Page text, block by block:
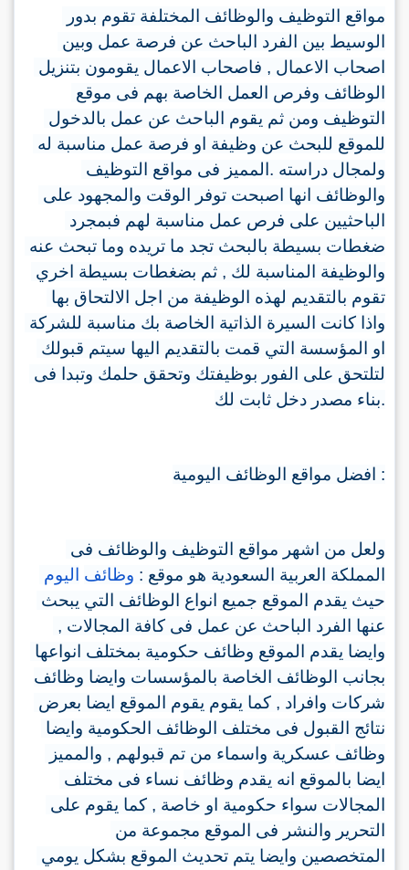
مواقع التوظيف والوظائف المختلفة تقوم بدور
الوسيط بين الفرد الباحث عن فرصة عمل وبين
اصحاب الاعمال , فاصحاب الاعمال يقومون بتنزيل
الوظائف وفرص العمل الخاصة بهم فى موقع
التوظيف ومن ثم يقوم الباحث عن عمل بالدخول
للموقع للبحث عن وظيفة او فرصة عمل مناسبة له
ولمجال دراسته . المميز فى مواقع التوظيف
والوظائف انها اصبحت توفر الوقت والمجهود على
الباحثيين على فرص عمل مناسبة لهم فبمجرد
ضغطات بسيطة بالبحث تجد ما تريده وما تبحث عنه
والوظيفة المناسبة لك , ثم بضغطات بسيطة اخري
تقوم بالتقديم لهذه الوظيفة من اجل الالتحاق بها
واذا كانت السيرة الذاتية الخاصة بك مناسبة للشركة
او المؤسسة التي قمت بالتقديم اليها سيتم قبولك
لتلتحق على الفور بوظيفتك وتحقق حلمك وتبدا فى
بناء مصدر دخل ثابت لك.
:
ولعل من اشهر مواقع التوظيف والوظائف فى
المملكة العربية السعودية هو موقع : وظائف
اليوم
حيث يقدم الموقع جميع انواع الوظائف التي يبحث
عنها الفرد الباحث عن عمل فى كافة المجالات ,
وايضا يقدم الموقع وظائف حكومية بمختلف انواعها
بجانب الوظائف الخاصة بالمؤسسات وايضا وظائف
شركات وافراد , كما يقوم يقوم الموقع ايضا بعرض
نتائج القبول فى مختلف الوظائف الحكومية وايضا
وظائف عسكرية واسماء من تم قبولهم , والمميز
ايضا بالموقع انه يقدم وظائف نساء فى مختلف
المجالات سواء حكومية او خاصة , كما يقوم على
التحرير والنشر فى الموقع مجموعة من
المتخصصين وايضا يتم تحديث الموقع بشكل يومي